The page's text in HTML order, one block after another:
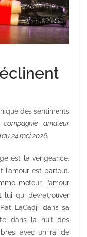
des sentiments
amateur
24 mai 2026.
est la vengeance.
l’amour est partout.
moteur, l’amour
lui qui devratrouver
LaGadji dans sa
dans la nuit des
avec un rai de